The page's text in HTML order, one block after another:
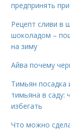
предпринять
Рецепт сливи в
шоколадом –
на зиму
Айва почему
Тимьян посадка
тимьяна в саду:
избегать
Что можно